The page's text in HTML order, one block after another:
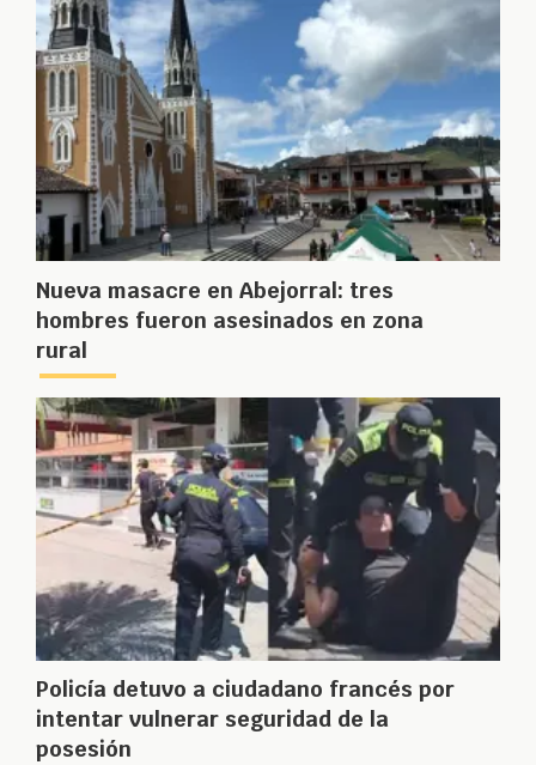
Nueva masacre en Abejorral: tres
hombres fueron asesinados en zona
rural
Policía detuvo a ciudadano francés por
intentar vulnerar seguridad de la
posesión